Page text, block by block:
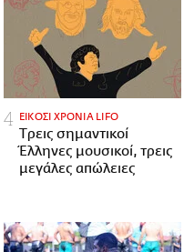
ΕΙΚΟΣΙ ΧΡΟΝΙΑ LIFO
Tρεις σημαντικοί
Έλληνες μουσικοί, τρεις
μεγάλες απώλειες